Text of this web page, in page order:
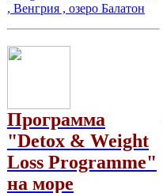
, Венгрия , озеро Балатон
Программа
"Detox & Weight
Loss Programme"
на море